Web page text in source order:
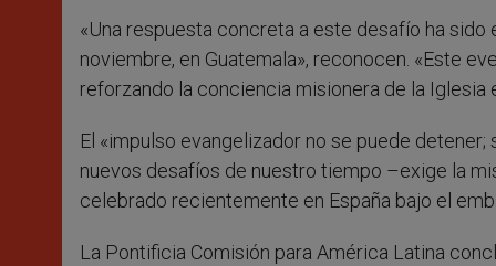
«Una respuesta concreta a este desafío ha
noviembre, en Guatemala», reconocen. «Este
reforzando la conciencia misionera de la Iglesia
El «impulso evangelizador no se puede
nuevos desafíos de nuestro tiempo –exige la
celebrado recientemente en España bajo el
La Pontificia Comisión para América Latina